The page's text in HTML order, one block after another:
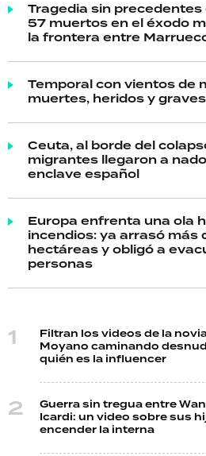
Tragedia sin
57 muertos en el éxodo
la frontera entre
Temporal con vientos de
muertes, heridos y
Ceuta, al borde del
migrantes llegaron a
enclave español
Europa enfrenta una ola
incendios: ya arrasó más
hectáreas y obligó a
personas
Filtran los videos de la
Moyano caminando
quién es la influencer
Guerra sin tregua entre
Icardi: un video sobre sus
encender la interna